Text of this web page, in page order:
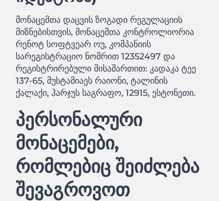
მონაცემთა დაცვის ზოგადი რეგულაციის
მიზნებისთვის, მონაცემთა კონტროლიორია
რენოტ სოფტვეარ ოუ, კომპანიის
სარეგისტრაციო ნომრით 12352497 და
რეგისტრირებული მისამართით: კადაკა ტეე
137-65, მუსტამიაეს რაიონი, ტალინის
ქალაქი, ჰარჯუს საგრაფო, 12915, ესტონეთი.
პერსონალური
მონაცემები,
რომლებიც შეიძლება
შევაგროვოთ